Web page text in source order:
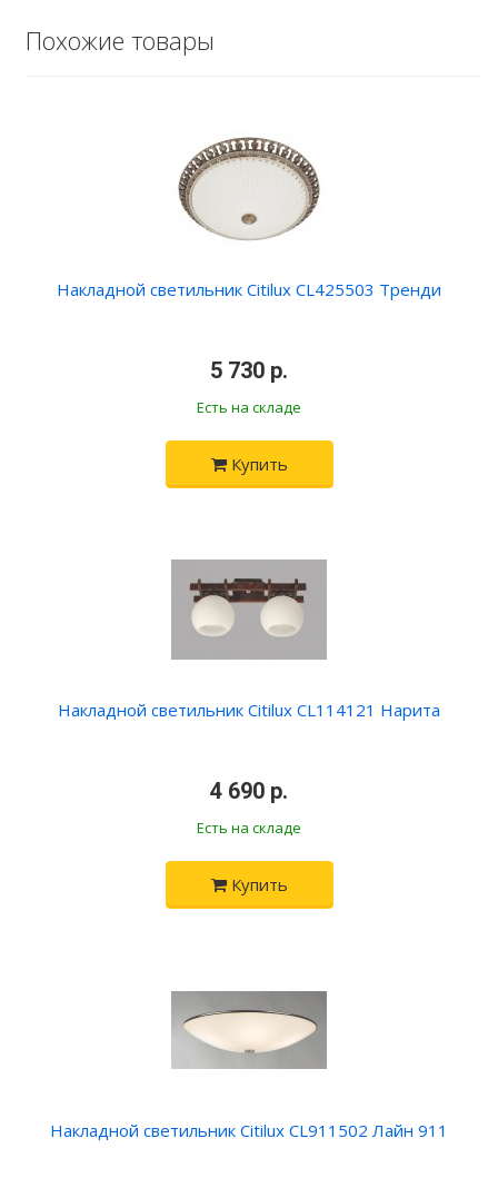
Похожие товары
Накладной светильник Citilux CL425503 Тренди
5 730 р.
Есть на складе
Купить
Накладной светильник Citilux CL114121 Нарита
4 690 р.
Есть на складе
Купить
Накладной светильник Citilux CL911502 Лайн 911